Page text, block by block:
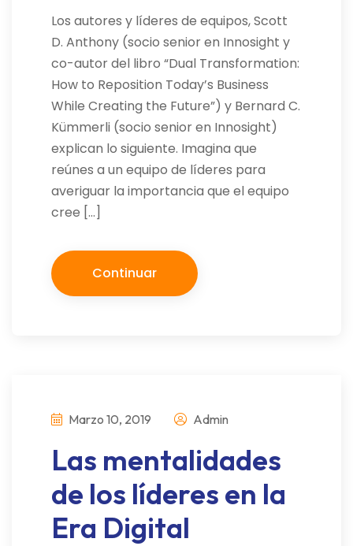
Los autores y líderes de equipos, Scott
D. Anthony (socio senior en Innosight y
co-autor del libro “Dual Transformation:
How to Reposition Today’s Business
While Creating the Future”) y Bernard C.
Kümmerli (socio senior en Innosight)
explican lo siguiente. Imagina que
reúnes a un equipo de líderes para
averiguar la importancia que el equipo
cree […]
Continuar
Marzo 10, 2019 Admin
Las mentalidades
de los líderes en la
Era Digital